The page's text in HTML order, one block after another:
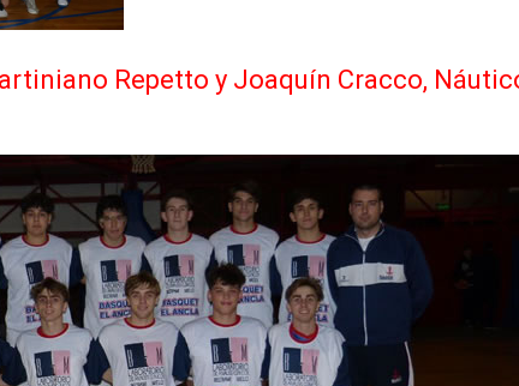
Repetto y Joaquín Cracco,